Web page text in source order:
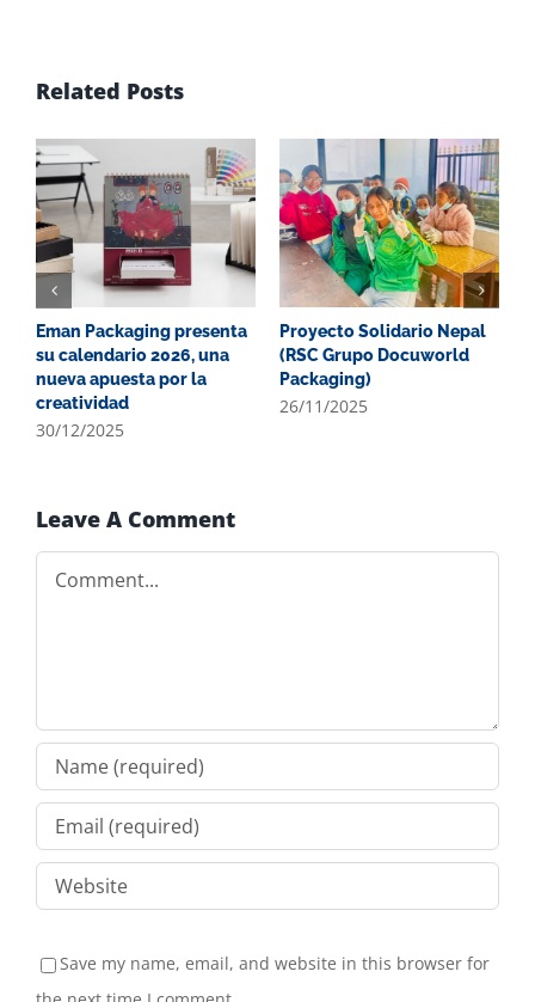
Related Posts
Eman Packaging presenta
su calendario 2026, una
nueva apuesta por la
creatividad
30/12/2025
Proyecto Solidario Nepal
(RSC Grupo Docuworld
Packaging)
26/11/2025
Leave A Comment
Comment
Save my name, email, and website in this browser for